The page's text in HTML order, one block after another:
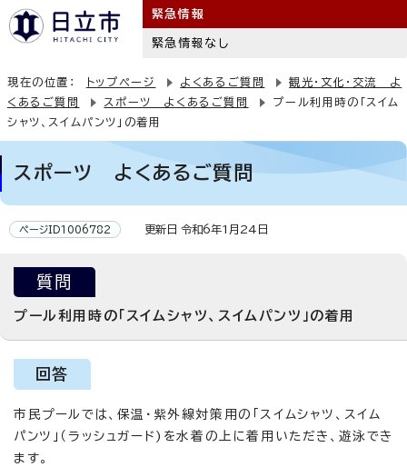
緊急情報
緊急情報なし
現在の位置： トップページ よくあるご質問
観光・文化・交流 よ
くあるご質問
スポーツ よくあるご質問
プール利用時の「スイム
シャツ、スイムパンツ」の着用
スポーツ よくあるご質問
ページID1006782 更新日 令和6年1月24日
質問
プール利用時の「スイムシャツ、スイムパンツ」の着用
回答
市民プールでは、保温・紫外線対策用の「スイムシャツ、スイム
パンツ」（ラッシュガード)を水着の上に着用いただき、遊泳でき
ます。